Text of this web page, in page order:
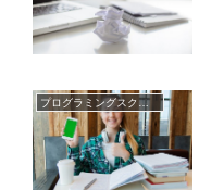
プログラミングスクール